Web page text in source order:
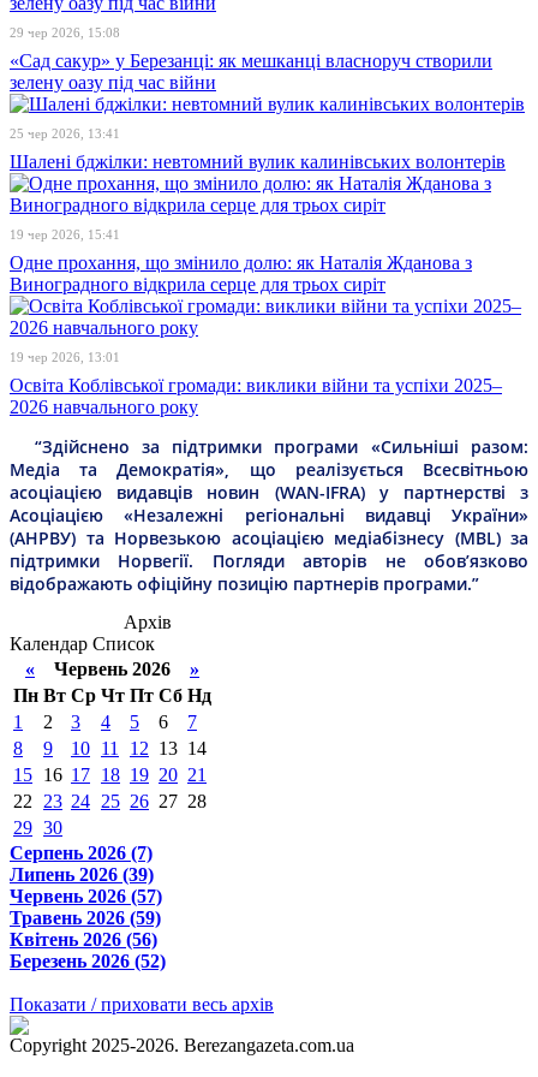
29 чер 2026, 15:08
«Сад сакур» у Березанці: як мешканці власноруч створили
зелену оазу під час війни
25 чер 2026, 13:41
Шалені бджілки: невтомний вулик калинівських волонтерів
19 чер 2026, 15:41
Одне прохання, що змінило долю: як Наталія Жданова з
Виноградного відкрила серце для трьох сиріт
19 чер 2026, 13:01
Освіта Коблівської громади: виклики війни та успіхи 2025–
2026 навчального року
“Здійснено за підтримки програми «Сильніші разом:
Медіа та Демократія», що реалізується Всесвітньою
асоціацією видавців новин (WAN-IFRA) у партнерстві з
Асоціацією «Незалежні регіональні видавці України»
(АНРВУ) та Норвезькою асоціацією медіабізнесу (MBL) за
підтримки Норвегії. Погляди авторів не обов’язково
відображають офіційну позицію партнерів програми.”
Архів
Календар Список
« Червень 2026 »
Пн Вт Ср Чт Пт Сб Нд
1
2 3 4 5 6
7
8
9 10 11 12 13 14
15 16 17 18 19 20 21
22
23 24 25 26 27 28
29 30
Серпень 2026 (7)
Липень 2026 (39)
Червень 2026 (57)
Травень 2026 (59)
Квітень 2026 (56)
Березень 2026 (52)
Показати / приховати весь архів
Copyright 2025-2026. Berezangazeta.com.ua